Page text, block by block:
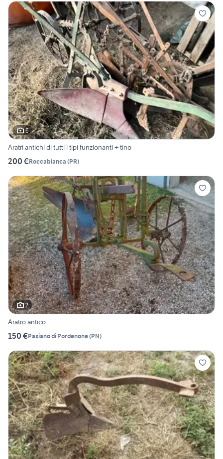
6
Aratri antichi di tutti i tipi funzionanti + tino
200 €Roccabianca (PR)
2
Aratro antico
150 €Pasiano di Pordenone(PN)